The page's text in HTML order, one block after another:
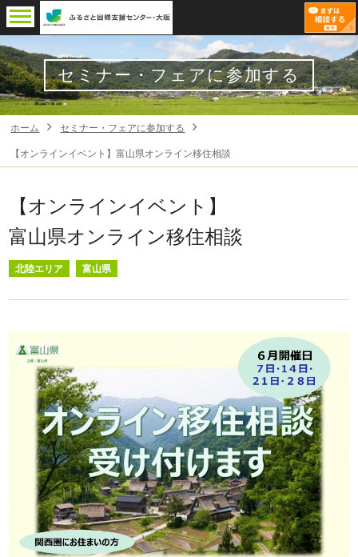
セミナー・フェアに参加する
ホーム セミナー・フェアに参加する
【オンラインイベント】富山県オンライン移住相談
【オンラインイベント】
富山県オンライン移住相談
北陸エリア 富山県